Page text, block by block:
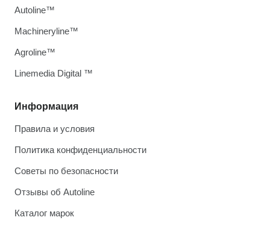
Информация
Правила и условия
Политика конфиденциальности
Советы по безопасности
Отзывы об Autoline
Каталог марок
Autoline™
Machineryline™
Agroline™
Linemedia Digital ™